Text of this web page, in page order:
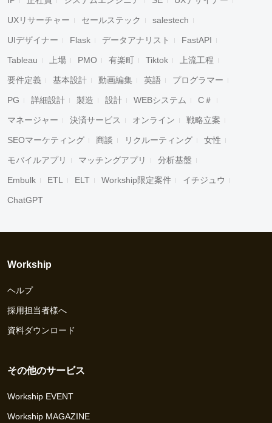
UXリサーチャー セールステック salestech
UIデザイナー Flask データアナリスト FastAPI
Tableau 上場 PMO 有楽町 Tiktok 上流工程
要件定義 基本設計 動画編集 英語 プログラマー
PG 詳細設計 製造 設計 WEBシステム C＃
マネージャー 決済サービス オンライン 戦略立案
SEOマーケティング 商談 リクルーティング 女性
モバイルアプリ マッチングアプリ 分析基盤
Embulk ETL ELT Workship限定案件 イチジュウ
ChatGPT
Workship
ヘルプ
採用担当者様へ
資料ダウンロード
その他のサービス
Workship EVENT
Workship MAGAZINE